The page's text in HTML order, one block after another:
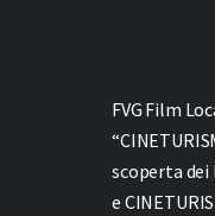
FVG Film
scoperta dei
e